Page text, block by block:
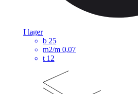
I lager
b 25
m2/m 0,07
t 12